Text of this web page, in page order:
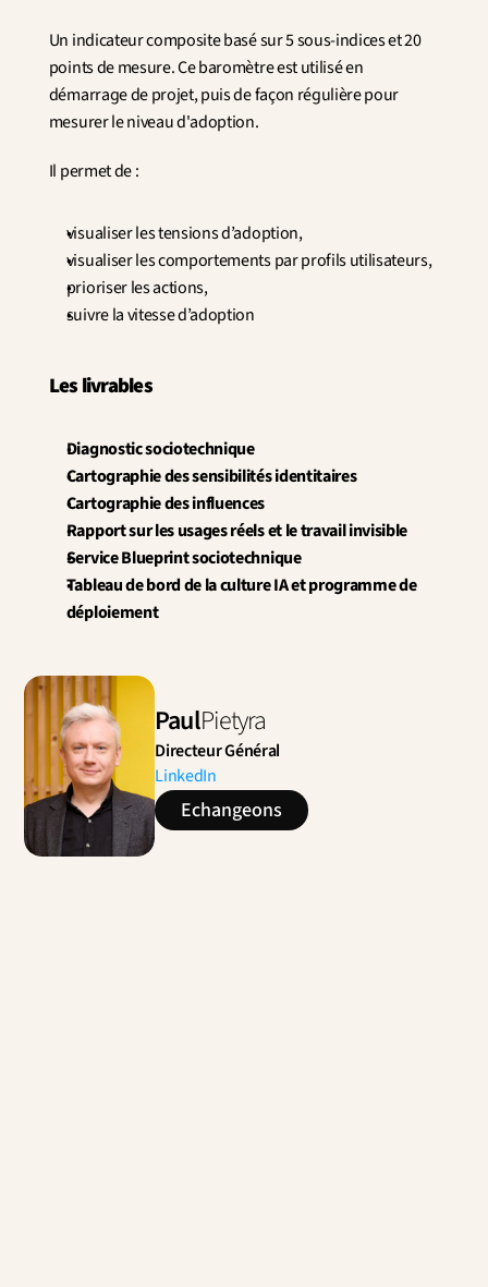
Un indicateur composite basé sur 5 sous-indices et 20
points de mesure. Ce baromètre est utilisé en
démarrage de projet, puis de façon régulière pour
mesurer le niveau d'adoption.
Il permet de :
visualiser les tensions d’adoption,
visualiser les comportements par profils utilisateurs,
prioriser les actions,
suivre la vitesse d’adoption
Les livrables
Diagnostic sociotechnique
Cartographie des sensibilités identitaires
Cartographie des influences
Rapport sur les usages réels et le travail invisible
Service Blueprint sociotechnique
Tableau de bord de la culture IA et programme de
déploiement
PaulPietyra
Directeur Général
LinkedIn
Echangeons